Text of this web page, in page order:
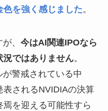
色を強く感じました。
、 今はAI関連IPOなら
況ではありません。
警戒されている中
されるNVIDIAの決算
を迎える可能性すら